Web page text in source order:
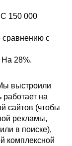
С 150 000
сравнению с
На 28%.
выстроили
на
сайтов (чтобы
рекламы,
в поиске),
комплексной